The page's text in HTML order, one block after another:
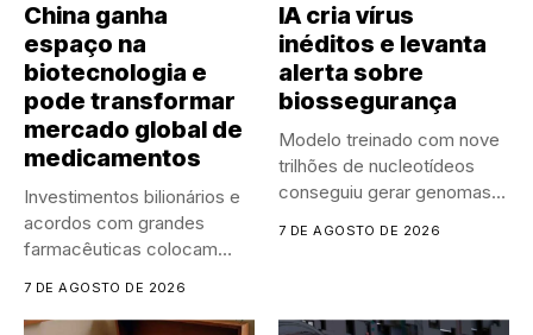
China ganha
espaço na
biotecnologia e
pode transformar
mercado global de
medicamentos
Investimentos bilionários e
acordos com grandes
farmacêuticas colocam
7 DE AGOSTO DE 2026
IA cria vírus
inéditos e levanta
alerta sobre
biossegurança
Modelo treinado com nove
trilhões de nucleotídeos
conseguiu gerar genomas
7 DE AGOSTO DE 2026